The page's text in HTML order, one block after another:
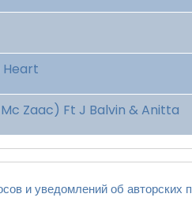
Heart
Zaac) Ft J Balvin & Anitta
и уведомлений об авторских